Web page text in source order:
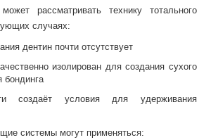
рассматривать технику тотального
случаях:
дентин почти отсутствует
изолирован для создания сухого
бондинга
создаёт условия для удерживания
системы могут применяться: